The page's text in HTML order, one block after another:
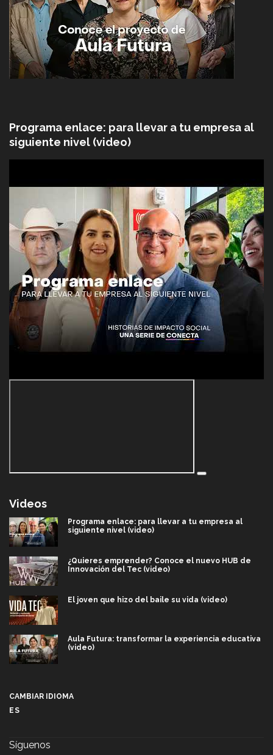
Programa enlace: para llevar a tu empresa al
siguiente nivel (video)
Videos
Programa enlace: para llevar a tu empresa al
siguiente nivel (video)
¿Quieres emprender? Conoce el nuevo HUB de
Innovación del Tec (video)
El joven que hizo del baile su vida (video)
Aula Futura: transformar la experiencia educativa
(video)
CAMBIAR IDIOMA
ES
Síguenos